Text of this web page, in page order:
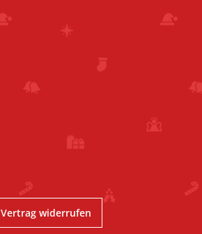
Vertrag widerrufen